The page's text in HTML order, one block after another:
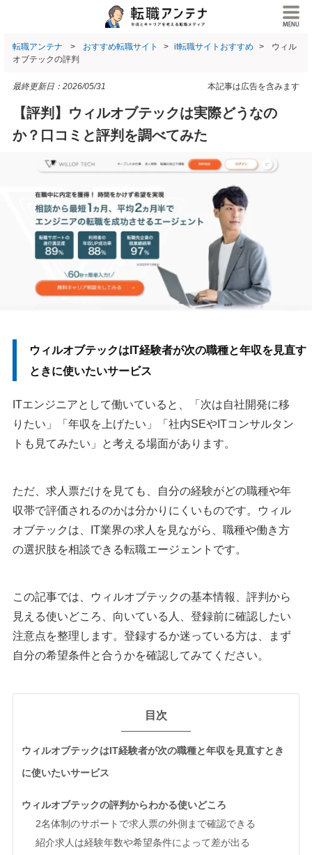
転職アンテナ おすすめ転職サイト it転職サイトおすすめ
ウィル
オブテックの評判
本記事は広告を含みます
最終更新日： 2026/05/31
【評判】ウィルオブテックは実際どうなの
か？口コミと評判を調べてみた
ウィルオブテックはIT経験者が次の職種と年収を見直す
ときに使いたいサービス
ITエンジニアとして働いていると、「次は自社開発に移
りたい」「年収を上げたい」「社内SEやITコンサルタン
トも見てみたい」と考える場面があります。
ただ、求人票だけを見ても、自分の経験がどの職種や年
収帯で評価されるのかは分かりにくいものです。ウィル
オブテックは、IT業界の求人を見ながら、職種や働き方
の選択肢を相談できる転職エージェントです。
この記事では、ウィルオブテックの基本情報、評判から
見える使いどころ、向いている人、登録前に確認したい
注意点を整理します。登録するか迷っている方は、まず
自分の希望条件と合うかを確認してみてください。
目次
ウィルオブテックはIT経験者が次の職種と年収を見直すとき
に使いたいサービス
ウィルオブテックの評判からわかる使いどころ
2名体制のサポートで求人票の外側まで確認できる
紹介求人は経験年数や希望条件によって差が出る